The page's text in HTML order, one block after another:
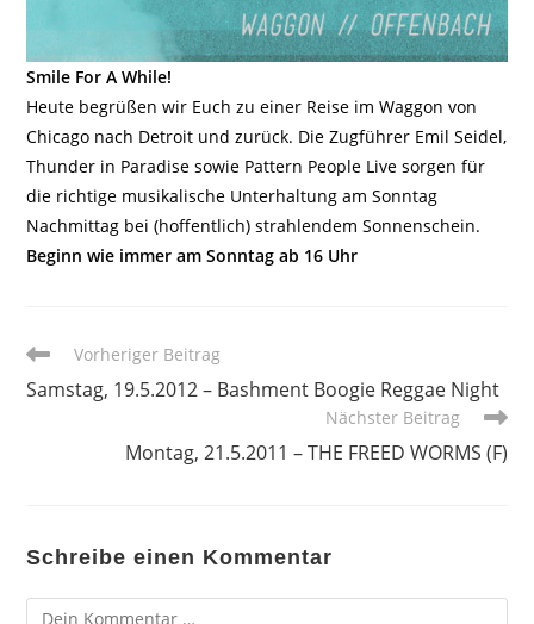
Smile For A While!
Heute begrüßen wir Euch zu einer Reise im Waggon von
Chicago nach Detroit und zurück. Die Zugführer Emil Seidel,
Thunder in Paradise sowie Pattern People Live sorgen für
die richtige musikalische Unterhaltung am Sonntag
Nachmittag bei (hoffentlich) strahlendem Sonnenschein.
Beginn wie immer am Sonntag ab 16 Uhr
Weitere
ansehen
Vorheriger Beitrag
Samstag, 19.5.2012 – Bashment Boogie Reggae Night
Nächster Beitrag
Montag, 21.5.2011 – THE FREED WORMS (F)
Schreibe einen Kommentar
Kommentar